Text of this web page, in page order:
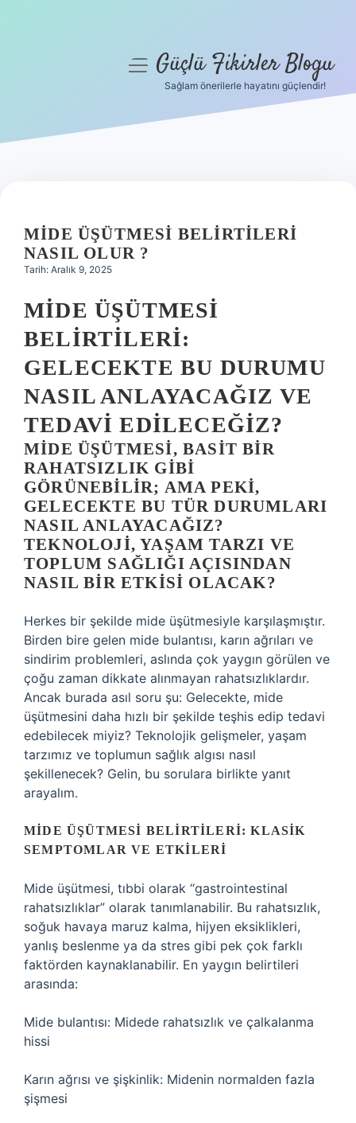
Hakkımızda
menüyüGüçlü Fikirler Blogu
Sağlam önerilerle hayatını güçlendir!
MIDE ÜŞÜTMESI BELIRTILERI
NASIL OLUR ?
Tarih: Aralık 9, 2025
MIDE ÜŞÜTMESI
BELIRTILERI:
GELECEKTE BU DURUMU
NASIL ANLAYACAĞIZ VE
TEDAVI EDILECEĞIZ?
MIDE ÜŞÜTMESI, BASIT BIR
RAHATSIZLIK GIBI
GÖRÜNEBILIR; AMA PEKI,
GELECEKTE BU TÜR DURUMLARI
NASIL ANLAYACAĞIZ?
TEKNOLOJI, YAŞAM TARZI VE
TOPLUM SAĞLIĞI AÇISINDAN
NASIL BIR ETKISI OLACAK?
Herkes bir şekilde mide üşütmesiyle karşılaşmıştır.
Birden bire gelen mide bulantısı, karın ağrıları ve
sindirim problemleri, aslında çok yaygın görülen ve
çoğu zaman dikkate alınmayan rahatsızlıklardır.
Ancak burada asıl soru şu: Gelecekte, mide
üşütmesini daha hızlı bir şekilde teşhis edip tedavi
edebilecek miyiz? Teknolojik gelişmeler, yaşam
tarzımız ve toplumun sağlık algısı nasıl
şekillenecek? Gelin, bu sorulara birlikte yanıt
arayalım.
MIDE ÜŞÜTMESI BELIRTILERI: KLASIK
SEMPTOMLAR VE ETKILERI
Mide üşütmesi, tıbbi olarak “gastrointestinal
rahatsızlıklar” olarak tanımlanabilir. Bu rahatsızlık,
soğuk havaya maruz kalma, hijyen eksiklikleri,
yanlış beslenme ya da stres gibi pek çok farklı
faktörden kaynaklanabilir. En yaygın belirtileri
arasında:
Mide bulantısı: Midede rahatsızlık ve çalkalanma
hissi
Karın ağrısı ve şişkinlik: Midenin normalden fazla
şişmesi